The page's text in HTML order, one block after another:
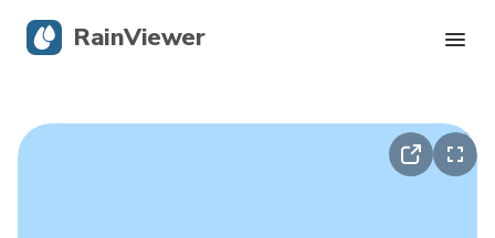
RainViewer